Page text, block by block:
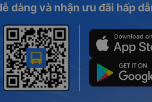
dàng và nhận ưu đãi hấp
Express không chỉ là một